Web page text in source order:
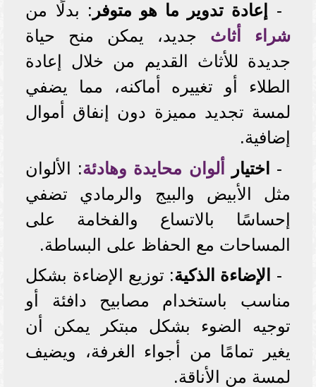
-
إعادة تدوير ما هو متوفر : بدلًا من
شراء أثاث جديد، يمكن منح حياة
جديدة للأثاث القديم من خلال إعادة
الطلاء أو تغييره أماكنه، مما يضفي
لمسة تجديد مميزة دون إنفاق أموال
إضافية.
-
اختيار ألوان محايدة وهادئة: الألوان
مثل الأبيض والبيج والرمادي تضفي
إحساسًا بالاتساع والفخامة على
المساحات مع الحفاظ على البساطة.
-
الإضاءة الذكية: توزيع الإضاءة بشكل
مناسب باستخدام مصابيح دافئة أو
توجيه الضوء بشكل مبتكر يمكن أن
يغير تمامًا من أجواء الغرفة، ويضيف
لمسة من الأناقة.